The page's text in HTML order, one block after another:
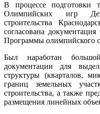
В процессе подготовки
Олимпийских игр
строительства
согласована
Программы олимпийского
Был наработан
документации для
структуры (кварталов,
границ земельных
строительства, а также
размещения линейных